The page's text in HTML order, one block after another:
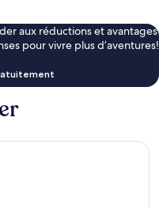
aux réductions et avantages
pour vivre plus d’aventures!